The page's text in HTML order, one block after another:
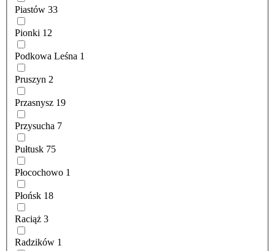
Piastów 33
Pionki 12
Podkowa Leśna 1
Pruszyn 2
Przasnysz 19
Przysucha 7
Pułtusk 75
Płocochowo 1
Płońsk 18
Raciąż 3
Radzików 1